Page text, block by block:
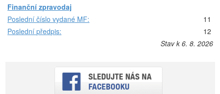
Finanční zpravodaj
Poslední číslo vydané MF:
11
Poslední předpis:
12
Stav k 6. 8. 2026